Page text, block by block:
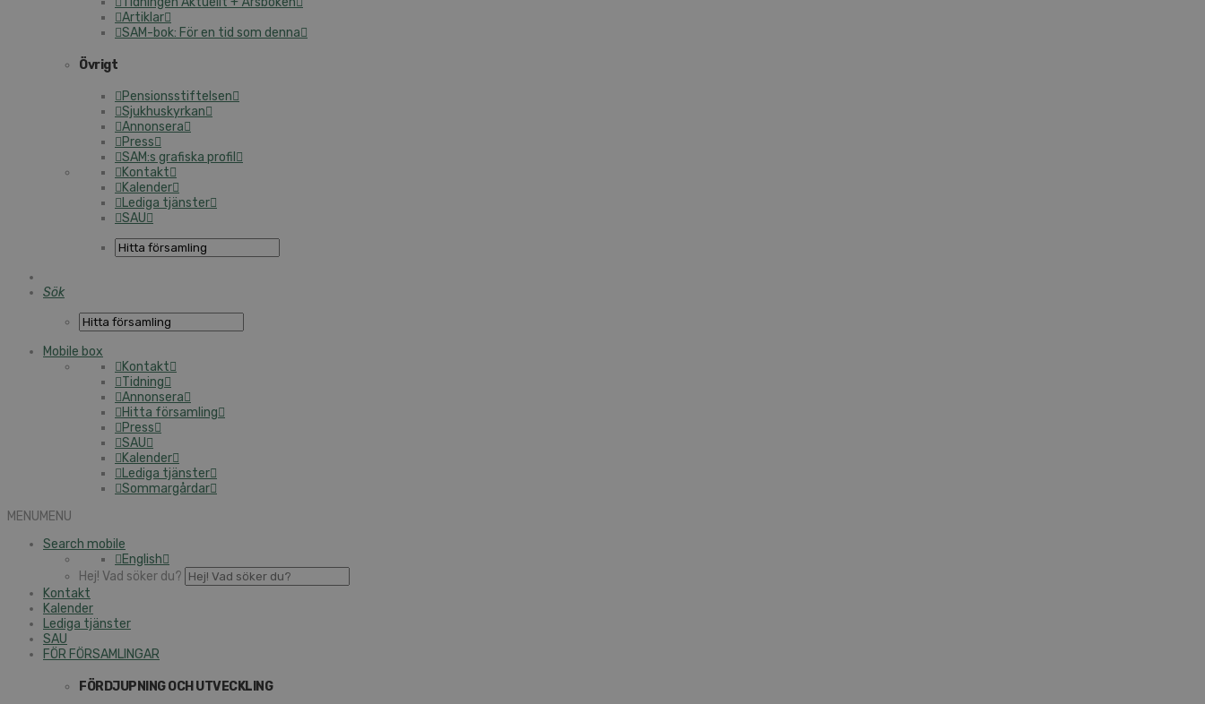
Artiklar
SAM-bok: För en tid som denna
Övrigt
Pensionsstiftelsen
Sjukhuskyrkan
Annonsera
Press
SAM:s grafiska profil
Kontakt
Kalender
Lediga tjänster
SAU
Sök
Mobile box
Kontakt
Tidning
Annonsera
Hitta församling
Press
SAU
Kalender
Lediga tjänster
Sommargårdar
MENUMENU
Search mobile
English
Hej! Vad söker du?
Kontakt
Kalender
Lediga tjänster
SAU
FÖR FÖRSAMLINGAR
FÖRDJUPNING OCH UTVECKLING